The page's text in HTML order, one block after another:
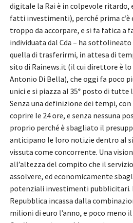
digitale la Rai è in colpevole ritardo,
fatti investimenti), perché prima c’è
troppo da accorpare, e si fa fatica a
individuata dal Cda – ha sottolineato
quella di trasferirmi, in attesa di
sito di Rainews.it (il cui direttore è lo
Antonio Di Bella), che oggi fa poco
unici e si piazza al 35° posto di
Senza una definizione dei tempi,
coprire le 24 ore, e senza nessuna
proprio perché è sbagliato il
anticipano le loro notizie dentro al
vissuta come concorrente. Una
all’altezza del compito che il
assolvere, ed economicamente
potenziali investimenti pubblicitari.
Repubblica incassa dalla
milioni di euro l’anno, e poco meno